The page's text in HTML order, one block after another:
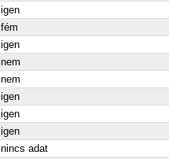
igen
fém
igen
nem
nem
igen
igen
igen
nincs adat